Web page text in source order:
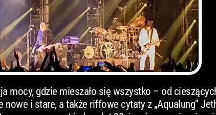
mocy, gdzie mieszało się wszystko – od
i stare, a także riffowe cytaty z „Aqualung”